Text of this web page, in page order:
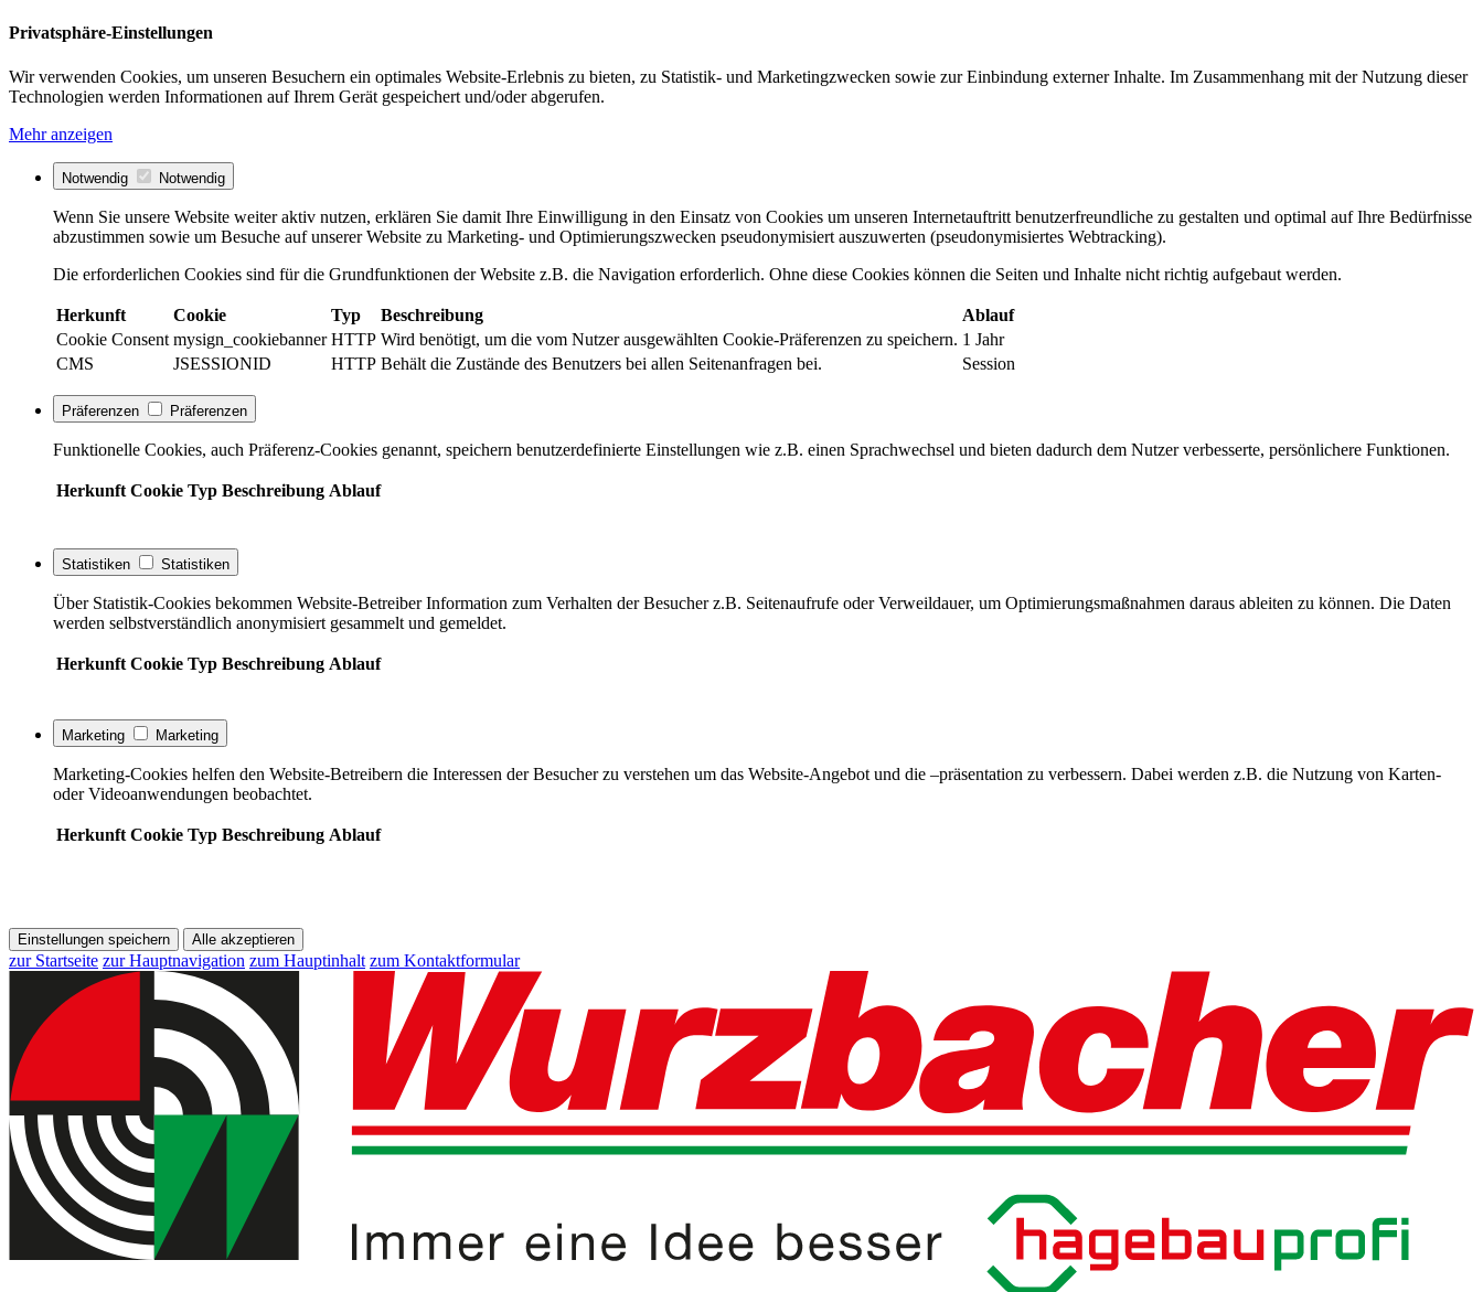
Privatsphäre-Einstellungen
Wir verwenden Cookies, um unseren Besuchern ein optimales Website-Erlebnis zu bieten, zu Statistik- und Marketingzwecken sowie zur Einbindung externer Inhalte. Im Zusammenhang mit der Nutzung dieser
Technologien werden Informationen auf Ihrem Gerät gespeichert und/oder abgerufen.
Mehr anzeigen
Notwendig Notwendig
Wenn Sie unsere Website weiter aktiv nutzen, erklären Sie damit Ihre Einwilligung in den Einsatz von Cookies um unseren Internetauftritt benutzerfreundliche zu gestalten und optimal auf Ihre Bedürfnisse
abzustimmen sowie um Besuche auf unserer Website zu Marketing- und Optimierungszwecken pseudonymisiert auszuwerten (pseudonymisiertes Webtracking).
Die erforderlichen Cookies sind für die Grundfunktionen der Website z.B. die Navigation erforderlich. Ohne diese Cookies können die Seiten und Inhalte nicht richtig aufgebaut werden.
Herkunft Cookie Typ Beschreibung
Ablauf
Cookie Consent mysign_cookiebanner HTTP Wird benötigt, um die vom Nutzer ausgewählten Cookie-Präferenzen zu speichern. 1 Jahr
CMS
JSESSIONID HTTP Behält die Zustände des Benutzers bei allen Seitenanfragen bei. Session
Präferenzen Präferenzen
Funktionelle Cookies, auch Präferenz-Cookies genannt, speichern benutzerdefinierte Einstellungen wie z.B. einen Sprachwechsel und bieten dadurch dem Nutzer verbesserte, persönlichere Funktionen.
Herkunft Cookie Typ Beschreibung Ablauf
Statistiken Statistiken
Über Statistik-Cookies bekommen Website-Betreiber Information zum Verhalten der Besucher z.B. Seitenaufrufe oder Verweildauer, um Optimierungsmaßnahmen daraus ableiten zu können. Die Daten
werden selbstverständlich anonymisiert gesammelt und gemeldet.
Herkunft Cookie Typ Beschreibung Ablauf
Marketing Marketing
Marketing-Cookies helfen den Website-Betreibern die Interessen der Besucher zu verstehen um das Website-Angebot und die –präsentation zu verbessern. Dabei werden z.B. die Nutzung von Karten-
oder Videoanwendungen beobachtet.
Herkunft Cookie Typ Beschreibung Ablauf
Einstellungen speichern Alle akzeptieren
zur Startseite zur Hauptnavigation zum Hauptinhalt zum Kontaktformular